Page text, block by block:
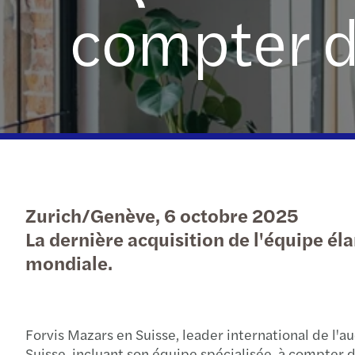
Appel d'offres
Baromètre C-suite
Appel d'offres
Appel d’offres
compter
Zurich/Genève, 6 octobre 2025
La dernière acquisition de l'équipe
mondiale.
Forvis Mazars en Suisse, leader international de